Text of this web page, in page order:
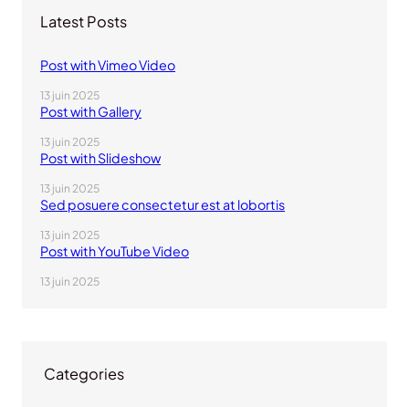
Latest Posts
Post with Vimeo Video
13 juin 2025
Post with Gallery
13 juin 2025
Post with Slideshow
13 juin 2025
Sed posuere consectetur est at lobortis
13 juin 2025
Post with YouTube Video
13 juin 2025
Categories